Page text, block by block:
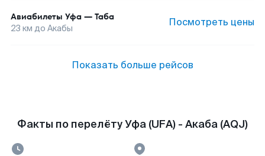
Авиабилеты Уфа — Таба
23 км до Акабы Посмотреть цены
Показать больше рейсов
Факты по перелёту Уфа (UFA) - Акаба (AQJ)